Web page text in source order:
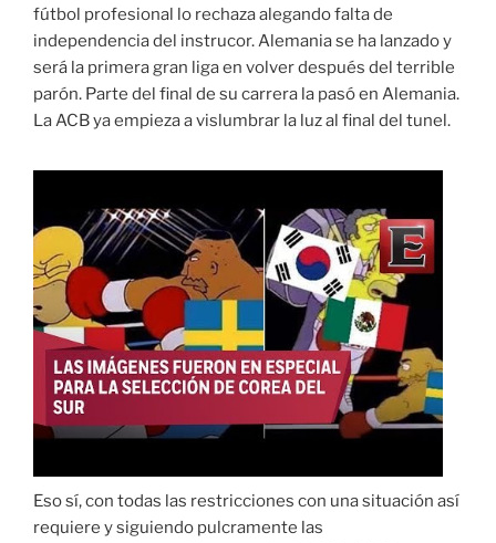
fútbol profesional lo rechaza alegando falta de
independencia del instrucor. Alemania se ha lanzado y
será la primera gran liga en volver después del terrible
parón. Parte del final de su carrera la pasó en Alemania.
La ACB ya empieza a vislumbrar la luz al final del tunel.
Eso sí, con todas las restricciones con una situación así
requiere y siguiendo pulcramente las